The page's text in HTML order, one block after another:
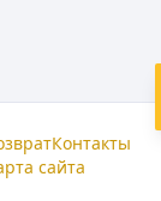
Контакты
сайта